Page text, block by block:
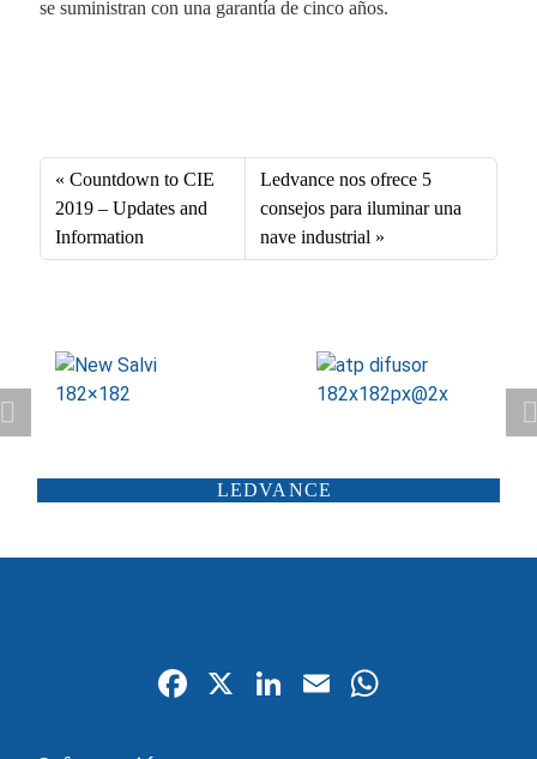
se suministran con una garantía de cinco años.
bo
ok
ed
In
ail ts
A
pp
Countdown to CIE
2019 – Updates and
Information
Ledvance nos ofrece 5
consejos para iluminar una
nave industrial
SALVI
ATP ILUMINACIÓN
CARANDINI
SCHRÉDER
SALTOKI
ILUMINIA
LEDVANCE
Fa
X
Li
E